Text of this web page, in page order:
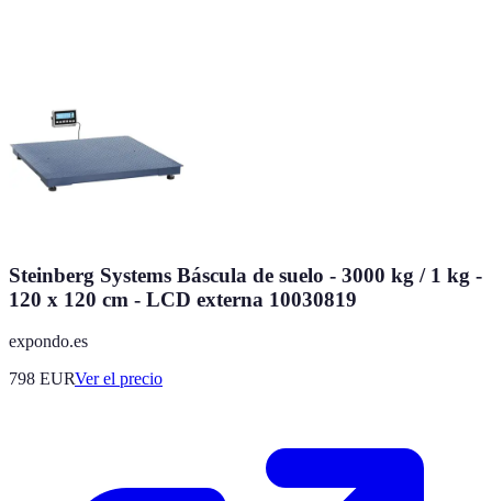
Steinberg Systems Báscula de suelo - 3000 kg / 1 kg -
120 x 120 cm - LCD externa 10030819
expondo.es
798 EURVer el precio